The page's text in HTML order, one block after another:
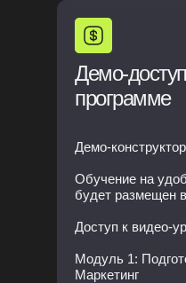
Демо-
программе
Демо-
Обучение на
будет размещен
Доступ к видео-
Модуль 1:
Маркетинг